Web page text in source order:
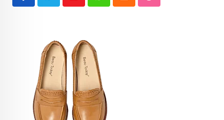
YoutubeWhatsappCloud StumbleUpon